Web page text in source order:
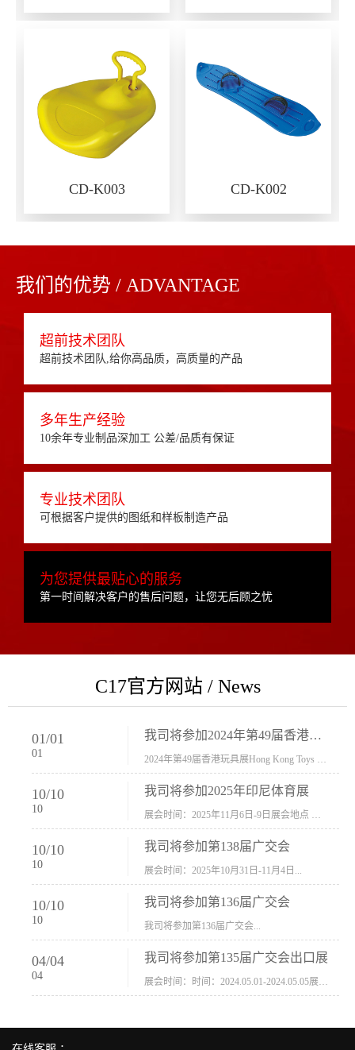
CD-K003 CD-K002
我们的优势 / ADVANTAGE
超前技术团队
超前技术团队,给你高品质，高质量的产品
多年生产经验
10余年专业制品深加工 公差/品质有保证
专业技术团队
可根据客户提供的图纸和样板制造产品
为您提供最贴心的服务
第一时间解决客户的售后问题，让您无后顾之忧
C17官方网站 / News
01/01
01
我司将参加2024年第49届香港玩具展Hong Kong Toys & Games Fair 欢迎新···
10/10
10
我司将参加2025年印尼体育展
10/10
10
我司将参加第138届广交会
展会时间：2025年10月31日-11月4日...
10/10
10
我司将参加第136届广交会
我司将参加第136届广交会...
04/04
04
我司将参加第135届广交会出口展
展会时间：时间：2024.05.01-2024.05.05展会地址：中国进出口商品交易会展馆福建康莱宝公司展位号12.1G37-38、H11-12，浙江康莱宝展位号17.1B23-24、C19-20...